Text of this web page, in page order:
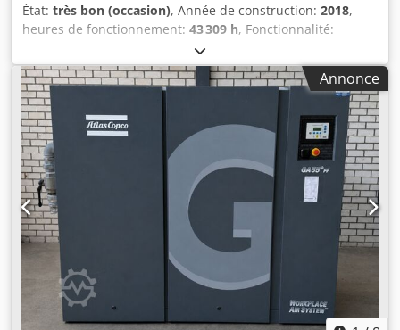
État: très bon (occasion), Année de construction: 2018,
heures de fonctionnement: 43 309 h, Fonctionnalité:
, Compresseur à vis Atlas Copco
GA75VSD+FF Convertisseur de fréquence et sécheur
intégrés 75 kW 12,75 bars 15,50 m³/min Année de
fabrication : 2018 Dkedpfjzp Urwex Acmsr Heures de
fonctionnement : 43 309
Annonce